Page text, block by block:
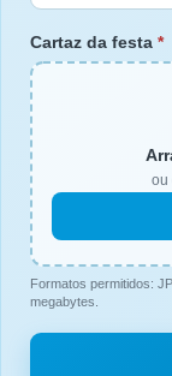
Cartaz da festa *
ou
Formatos permitidos:
megabytes.